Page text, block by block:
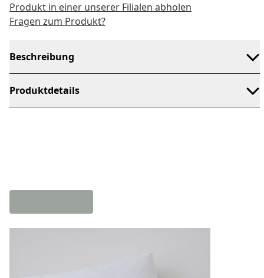
Produkt in einer unserer Filialen abholen
Fragen zum Produkt?
Beschreibung
Produktdetails